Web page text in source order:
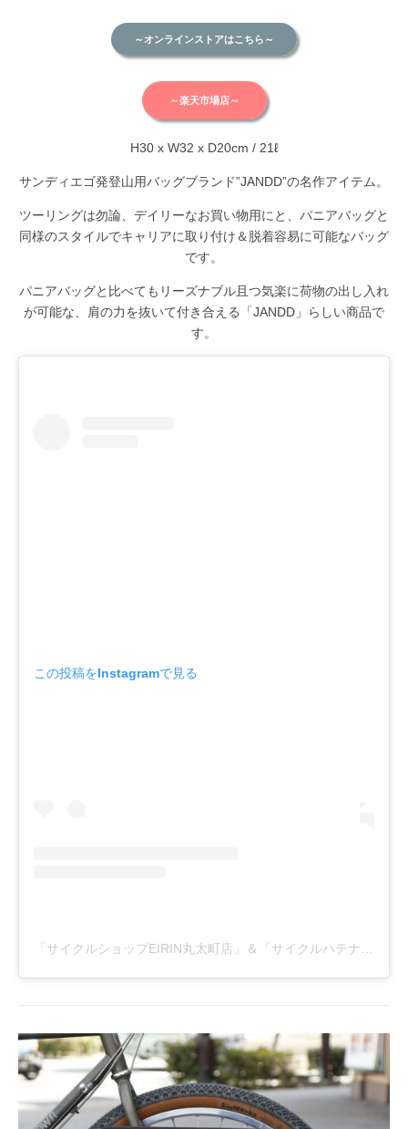
～オンラインストアはこちら～
～楽天市場店～
H30 x W32 x D20cm / 21ℓ
サンディエゴ発登山用バッグブランド”JANDD”の名作アイテム。
ツーリングは勿論、デイリーなお買い物用にと、パニアバッグと
同様のスタイルでキャリアに取り付け＆脱着容易に可能なバッグ
です。
パニアバッグと比べてもリーズナブル且つ気楽に荷物の出し入れ
が可能な、肩の力を抜いて付き合える「JANDD」らしい商品で
す。
この投稿をInstagramで見る